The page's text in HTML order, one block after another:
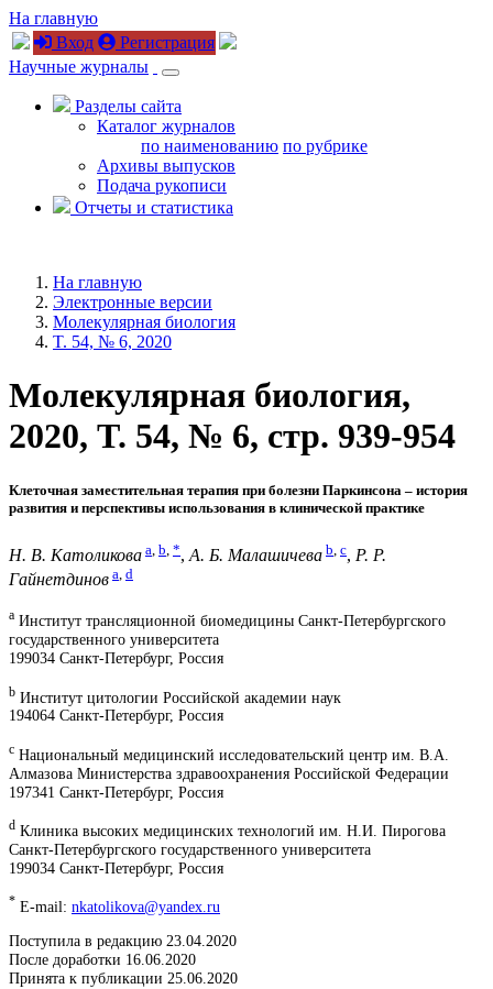
На главную
Вход
Регистрация
Научные журналы
Разделы сайта
Каталог журналов
по наименованию по рубрике
Архивы выпусков
Подача рукописи
Отчеты и статистика
На главную
Электронные версии
Молекулярная биология
T. 54, № 6, 2020
Молекулярная биология,
2020, T. 54, № 6, стр. 939-954
Клеточная заместительная терапия при болезни Паркинсона – история
развития и перспективы использования в клинической практике
Н. В. Католикова a b *, А. Б. Малашичева b c, Р. Р.
Гайнетдинов a, d
a Институт трансляционной биомедицины Санкт-Петербургского
государственного университета
199034 Санкт-Петербург, Россия
b Институт цитологии Российской академии наук
194064 Санкт-Петербург, Россия
c Национальный медицинский исследовательский центр им. В.А.
Алмазова Министерства здравоохранения Российской Федерации
197341 Санкт-Петербург, Россия
d Клиника высоких медицинских технологий им. Н.И. Пирогова
Санкт-Петербургского государственного университета
199034 Санкт-Петербург, Россия
* E-mail: nkatolikova@yandex.ru
Поступила в редакцию 23.04.2020
После доработки 16.06.2020
Принята к публикации 25.06.2020